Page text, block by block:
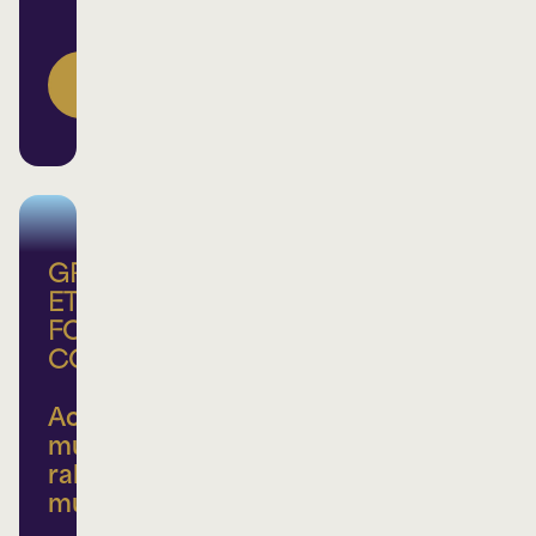
GROUPE
ET
FORFAIT
CORPORATIF
Achats
multiples,
rabais
multiples